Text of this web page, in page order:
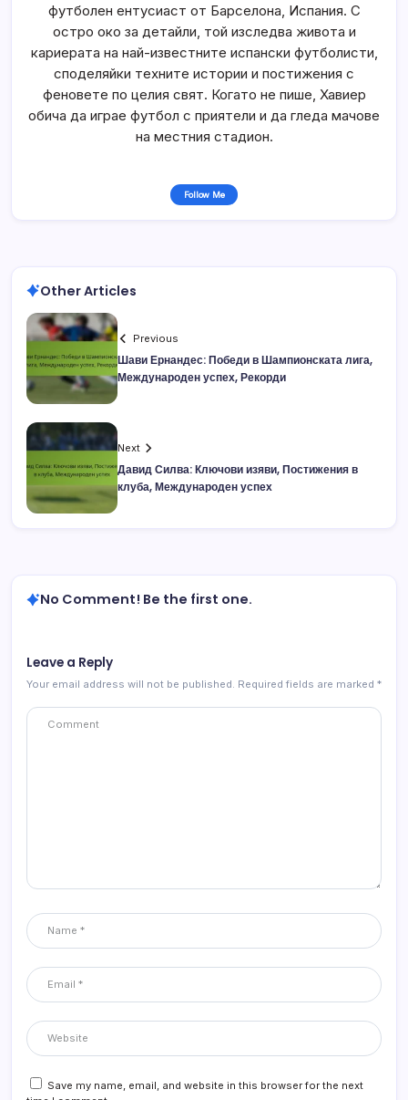
футболен ентусиаст от Барселона, Испания. С
остро око за детайли, той изследва живота и
кариерата на най-известните испански футболисти,
споделяйки техните истории и постижения с
феновете по целия свят. Когато не пише, Хавиер
обича да играе футбол с приятели и да гледа мачове
на местния стадион.
Follow Me
Other Articles
Previous
Шави Ернандес: Победи в Шампионската лига,
Международен успех, Рекорди
Next
Давид Силва: Ключови изяви, Постижения в
клуба, Международен успех
No Comment! Be the first one.
Leave a Reply
Your email address will not be published. Required fields are marked *
Save my name, email, and website in this browser for the next